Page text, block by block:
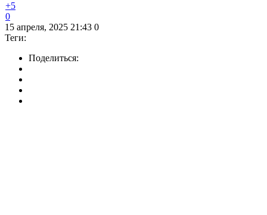
+5
0
15 апреля, 2025 21:43 0
Теги:
Поделиться: